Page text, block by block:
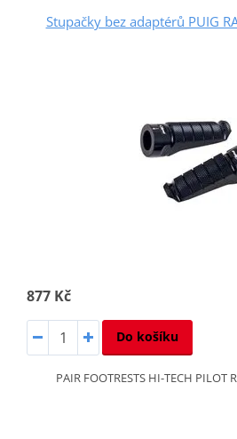
Stupačky bez adaptérů PUIG
877 Kč
Do košíku
PAIR FOOTRESTS HI-TECH PILOT